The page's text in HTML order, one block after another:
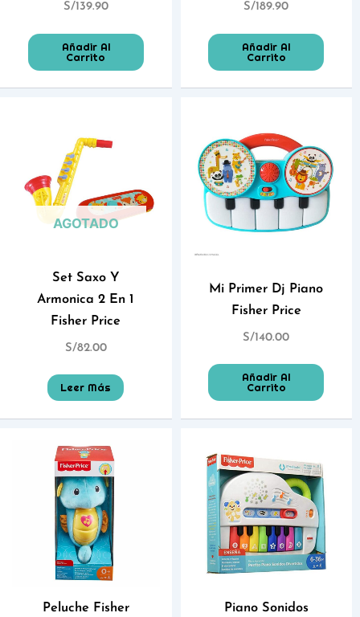
S/139.90
Añadir Al
Carrito
S/189.90
Añadir Al
Carrito
AGOTADO
Set Saxo Y
Armonica 2 En 1
Fisher Price
S/82.00
Leer Más
Mi Primer Dj Piano
Fisher Price
S/140.00
Añadir Al
Carrito
Peluche Fisher
Piano Sonidos